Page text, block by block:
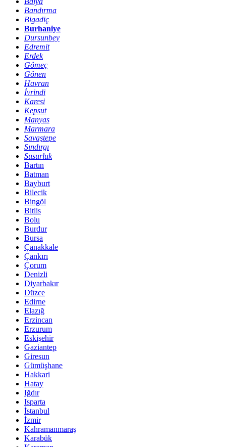
Bandırma
Bigadiç
Burhaniye
Dursunbey
Edremit
Erdek
Gömeç
Gönen
Havran
İvrindi
Karesi
Kepsut
Manyas
Marmara
Savaştepe
Sındırgı
Susurluk
Bartın
Batman
Bayburt
Bilecik
Bingöl
Bitlis
Bolu
Burdur
Bursa
Çanakkale
Çankırı
Çorum
Denizli
Diyarbakır
Düzce
Edirne
Elazığ
Erzincan
Erzurum
Eskişehir
Gaziantep
Giresun
Gümüşhane
Hakkari
Hatay
Iğdır
Isparta
İstanbul
İzmir
Kahramanmaraş
Karabük